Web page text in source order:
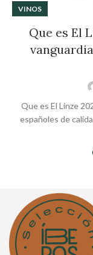
VINOS
Que es El
Que es El Linze
españoles de